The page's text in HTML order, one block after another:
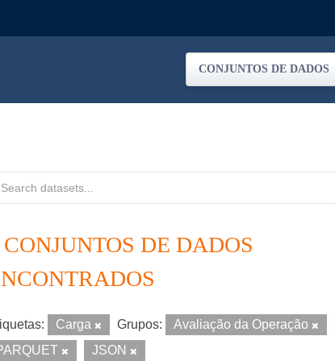
CONJUNTOS DE DADOS
CONJUNTOS DE DADOS
Carga Grupos: Avaliação da Operação
JSON